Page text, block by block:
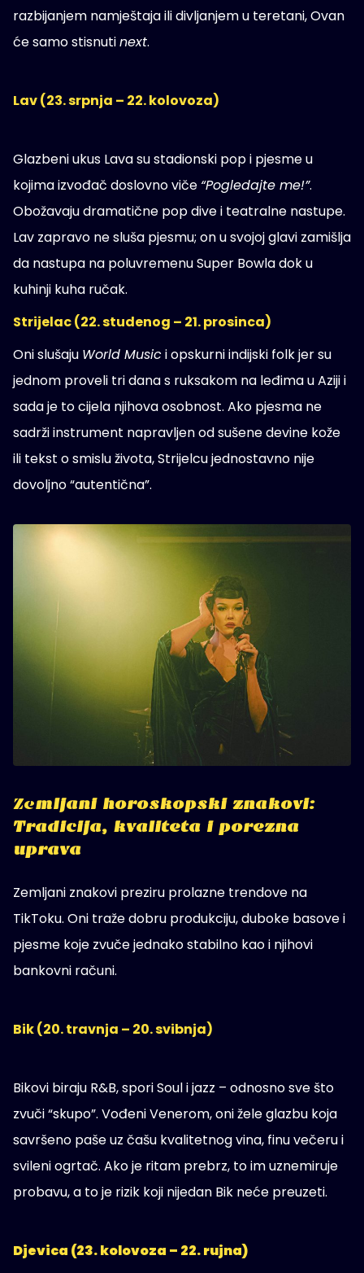
razbijanjem namještaja ili divljanjem u teretani, Ovan
će samo stisnutinext.
Lav (23. srpnja – 22. kolovoza)
Glazbeni ukus Lava su stadionski pop i pjesme u
kojima izvođač doslovno viče “Pogledajte me!”.
Obožavaju dramatične pop dive i teatralne nastupe.
Lav zapravo ne sluša pjesmu; on u svojoj glavi zamišlja
da nastupa na poluvremenu Super Bowla dok u
kuhinji kuha ručak.
Strijelac (22. studenog – 21. prosinca)
Oni slušaju World Musici opskurni indijski folk jer su
jednom proveli tri dana s ruksakom na leđima u Aziji i
sada je to cijela njihova osobnost. Ako pjesma ne
sadrži instrument napravljen od sušene devine kože
ili tekst o smislu života, Strijelcu jednostavno nije
dovoljno “autentična”.
Zemljani horoskopski znakovi:
Tradicija, kvaliteta i porezna
uprava
Zemljani znakovi preziru prolazne trendove na
TikToku. Oni traže dobru produkciju, duboke basove i
pjesme koje zvuče jednako stabilno kao i njihovi
bankovni računi.
Bik (20. travnja – 20. svibnja)
Bikovi biraju R&B, spori Soul i jazz – odnosno sve što
zvuči “skupo”. Vođeni Venerom, oni žele glazbu koja
savršeno paše uz čašu kvalitetnog vina, finu večeru i
svileni ogrtač. Ako je ritam prebrz, to im uznemiruje
probavu, a to je rizik koji nijedan Bik neće preuzeti.
Djevica (23. kolovoza – 22. rujna)